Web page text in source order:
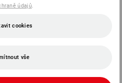
údajů.
cookies
vše